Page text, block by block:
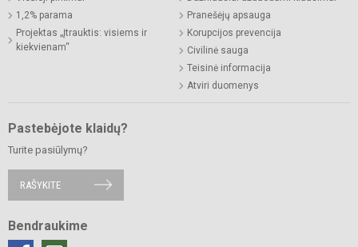
1,2% parama
Projektas „Įtrauktis: visiems ir
kiekvienam“
Pranešėjų apsauga
Korupcijos prevencija
Civilinė sauga
Teisinė informacija
Atviri duomenys
Pastebėjote klaidų?
Turite pasiūlymų?
RAŠYKITE
Bendraukime